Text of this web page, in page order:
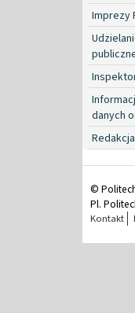
Imprezy
danych
Redakcja
©
Pl.
Kontakt